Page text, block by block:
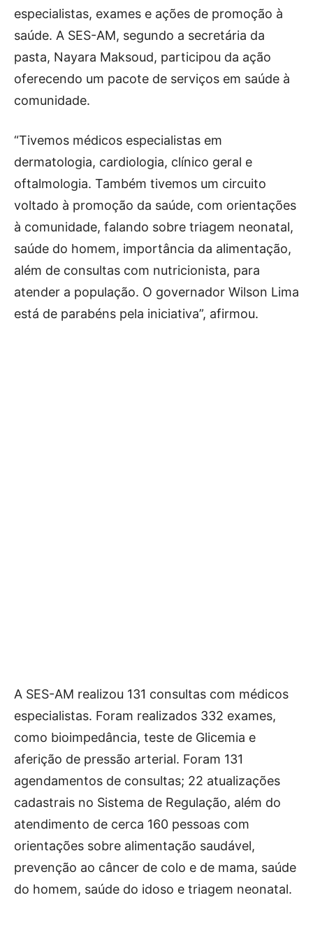
especialistas, exames e ações de promoção à
saúde. A SES-AM, segundo a secretária da
pasta, Nayara Maksoud, participou da ação
oferecendo um pacote de serviços em saúde à
comunidade.
“Tivemos médicos especialistas em
dermatologia, cardiologia, clínico geral e
oftalmologia. Também tivemos um circuito
voltado à promoção da saúde, com orientações
à comunidade, falando sobre triagem neonatal,
saúde do homem, importância da alimentação,
além de consultas com nutricionista, para
atender a população. O governador Wilson Lima
está de parabéns pela iniciativa”, afirmou.
A SES-AM realizou 131 consultas com médicos
especialistas. Foram realizados 332 exames,
como bioimpedância, teste de Glicemia e
aferição de pressão arterial. Foram 131
agendamentos de consultas; 22 atualizações
cadastrais no Sistema de Regulação, além do
atendimento de cerca 160 pessoas com
orientações sobre alimentação saudável,
prevenção ao câncer de colo e de mama, saúde
do homem, saúde do idoso e triagem neonatal.